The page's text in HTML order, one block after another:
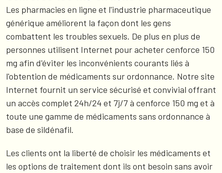
Les pharmacies en ligne et l'industrie pharmaceutique
générique améliorent la façon dont les gens
combattent les troubles sexuels. De plus en plus de
personnes utilisent Internet pour acheter cenforce 150
mg afin d'éviter les inconvénients courants liés à
l'obtention de médicaments sur ordonnance. Notre site
Internet fournit un service sécurisé et convivial offrant
un accès complet 24h/24 et 7j/7 à cenforce 150 mg et à
toute une gamme de médicaments sans ordonnance à
base de sildénafil.
Les clients ont la liberté de choisir les médicaments et
les options de traitement dont ils ont besoin sans avoir